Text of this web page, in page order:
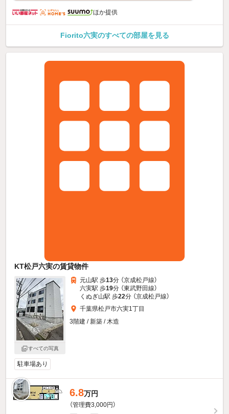
ほか提供
Fiorito六実のすべての部屋を見る
KT松戸六実の賃貸物件
すべての写真
元山駅 歩13分 （京成松戸線）
六実駅 歩19分 （東武野田線）
くぬぎ山駅 歩22分 （京成松戸線）
千葉県松戸市六実1丁目
3階建 / 新築 / 木造
駐車場あり
6.8万円
（管理費3,000円）